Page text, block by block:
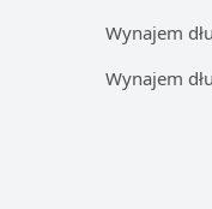
Wynajem
Wynajem